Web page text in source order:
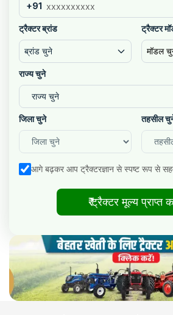
+91
ट्रैक्टर ब्रांड
ब्रांड चुने
ट्रैक्टर
मॉडल
राज्य चुने
जिला चुने तहसील
आगे बढ़कर आप ट्रैक्टरज्ञान से स्पष्ट रूप से
₹ ट्रैक्टर मूल्य प्राप्त